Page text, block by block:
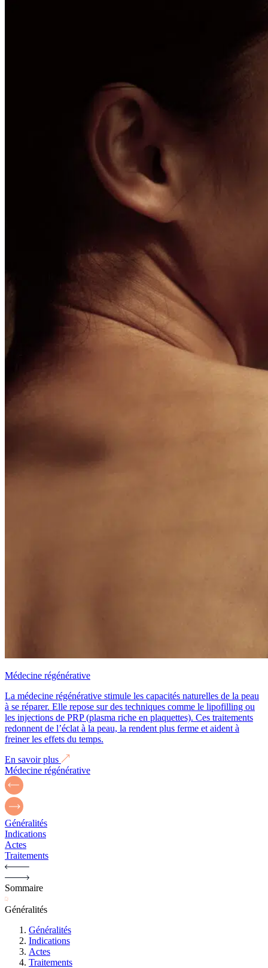
Médecine régénérative
La médecine régénérative stimule les capacités naturelles de la peau
à se réparer. Elle repose sur des techniques comme le lipofilling ou
les injections de PRP (plasma riche en plaquettes). Ces traitements
redonnent de l’éclat à la peau, la rendent plus ferme et aident à
freiner les effets du temps.
En savoir plus
Médecine régénérative
Généralités
Indications
Actes
Traitements
Sommaire
Généralités
Généralités
Indications
Actes
Traitements